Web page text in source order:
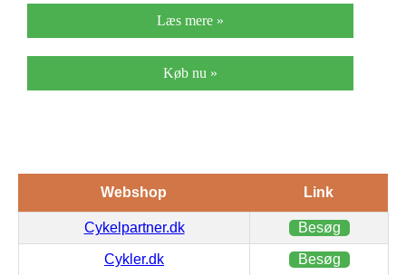
Læs mere »
Køb nu »
Webshop Link
Cykelpartner.dk Besøg
Cykler.dk Besøg